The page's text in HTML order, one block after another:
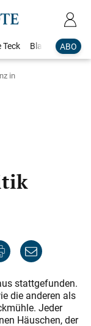
ABO
Teck Blaulicht
in
stattgefunden.
die anderen als
Jeder
Häuschen, der